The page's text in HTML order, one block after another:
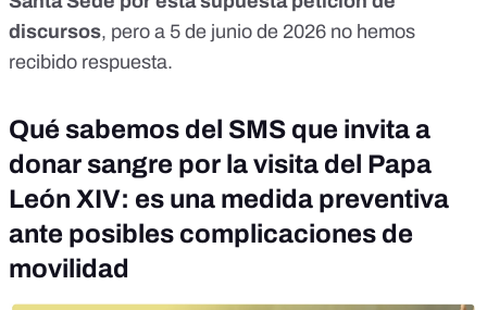
discursos, pero a 5 de junio de 2026 no hemos
recibido respuesta.
Qué sabemos del SMS que invita a
donar sangre por la visita del Papa
León XIV: es una medida preventiva
ante posibles complicaciones de
movilidad